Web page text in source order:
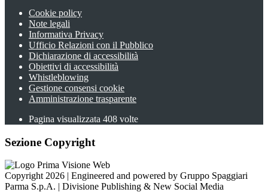
Cookie policy
Note legali
Informativa Privacy
Ufficio Relazioni con il Pubblico
Dichiarazione di accessibilità
Obiettivi di accessibilità
Whistleblowing
Gestione consensi cookie
Amministrazione trasparente
Pagina visualizzata 408 volte
Sezione Copyright
Copyright 2026 | Engineered and powered by Gruppo Spaggiari
Parma S.p.A. | Divisione Publishing & New Social Media